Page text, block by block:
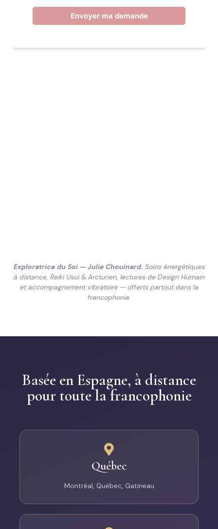
Exploratrice du Soi — Julie Chouinard. Soins énergétiques
à distance, Reiki Usui & Arcturien, lectures de Design Humain
et accompagnement vibratoire — offerts partout dans la
francophonie.
Basée en Espagne, à distance
pour toute la francophonie
Québec
Montréal, Québec, Gatineau